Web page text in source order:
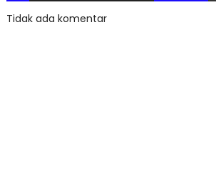
Tidak ada komentar